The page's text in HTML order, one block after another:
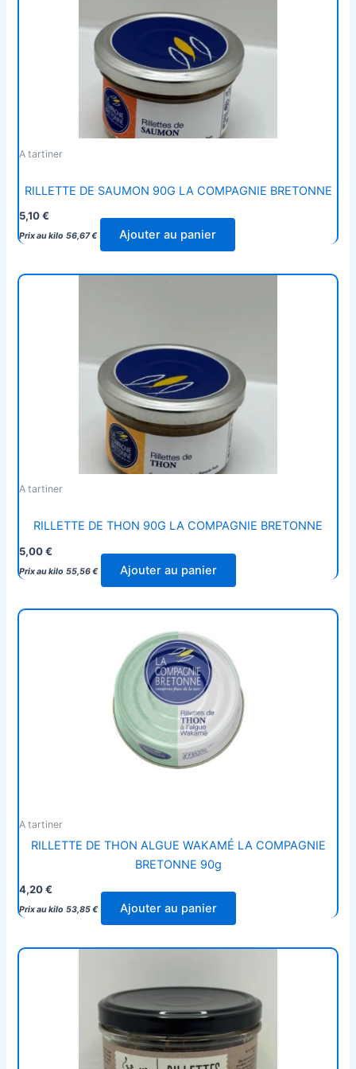
A tartiner
RILLETTE DE SAUMON 90G LA COMPAGNIE BRETONNE
5,10€
Prix au kilo 56,67€ Ajouter au panier
A tartiner
RILLETTE DE THON 90G LA COMPAGNIE BRETONNE
5,00€
Prix au kilo 55,56€ Ajouter au panier
A tartiner
RILLETTE DE THON ALGUE WAKAMÉ LA COMPAGNIE
BRETONNE 90g
4,20€
Prix au kilo 53,85€ Ajouter au panier